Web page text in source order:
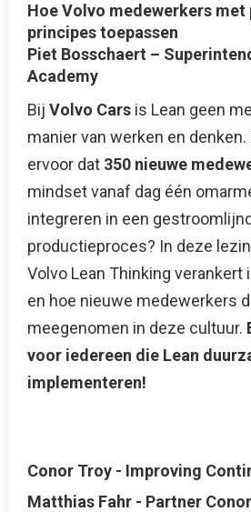
Hoe Volvo medewerkers met
principes toepassen
Piet Bosschaert –
Academy
Bij Volvo Cars is Lean geen
manier van werken en
ervoor dat 350 nieuwe
mindset vanaf dag één
integreren in een gestroomlijnd
productieproces? In deze
Volvo Lean Thinking verankert
en hoe nieuwe medewerkers
meegenomen in deze cultuur.
voor iedereen die Lean
implementeren!
Conor Troy - Improving
Matthias Fahr - Partner